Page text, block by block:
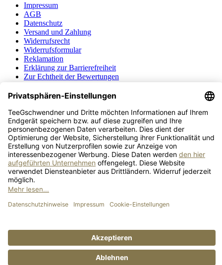
Impressum
AGB
Datenschutz
Versand und Zahlung
Widerrufsrecht
Widerrufsformular
Reklamation
Erklärung zur Barrierefreiheit
Zur Echtheit der Bewertungen
Alle Preise inkl. gesetzl. Mehrwertsteuer zzgl.
, wenn
nicht anders angegeben.
© 2026 TeeGschwendner - Alle Rechte vorbehalten.
Google Maps-Zustimmung
×
Sie haben die Store Locator Cookies noch nicht aktiviert. Klicken
Locator" im Off-Canvas und klicken Sie auf "Speichern".
Klicken Sie auf "Weiter", um zuzustimmen.
Abbrechen Cookie-Konfigurator öffnen Weiter